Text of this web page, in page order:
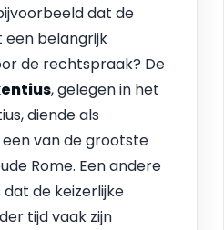
dat de
een belangrijk
de rechtspraak? De
, gelegen in het
diende als
van de grootste
Rome. Een andere
de keizerlijke
tijd vaak zijn